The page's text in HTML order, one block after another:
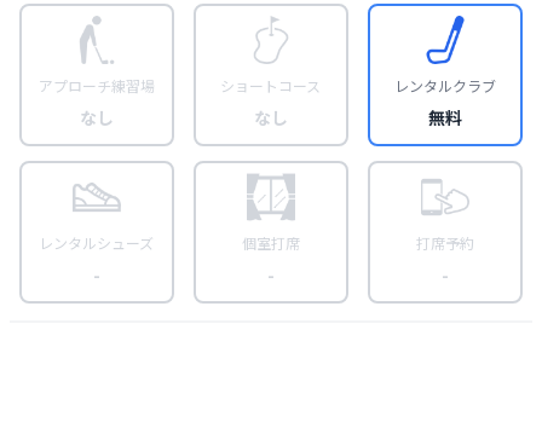
アプローチ練習場
なし
ショートコース
なし
レンタルクラブ
無料
レンタルシューズ
-
個室打席
-
打席予約
-